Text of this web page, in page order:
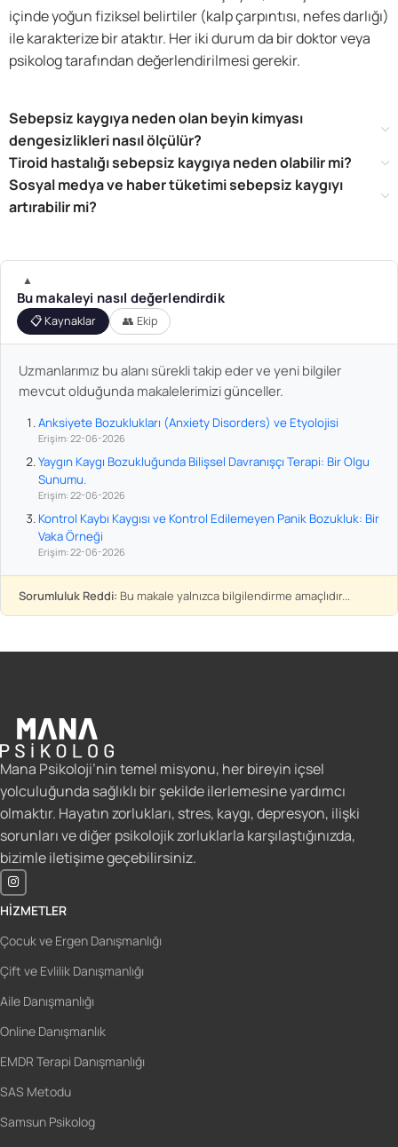
içinde yoğun fiziksel belirtiler (kalp çarpıntısı, nefes darlığı)
ile karakterize bir ataktır. Her iki durum da bir doktor veya
psikolog tarafından değerlendirilmesi gerekir.
Sebepsiz kaygıya neden olan beyin kimyası
dengesizlikleri nasıl ölçülür?
Tiroid hastalığı sebepsiz kaygıya neden olabilir mi?
Sosyal medya ve haber tüketimi sebepsiz kaygıyı
artırabilir mi?
▲
Bu makaleyi nasıl değerlendirdik
📋 Kaynaklar 👥 Ekip
Uzmanlarımız bu alanı sürekli takip eder ve yeni bilgiler
mevcut olduğunda makalelerimizi günceller.
Anksiyete Bozuklukları (Anxiety Disorders) ve Etyolojisi
Erişim: 22-06-2026
Yaygın Kaygı Bozukluğunda Bilişsel Davranışçı Terapi: Bir Olgu
Sunumu.
Erişim: 22-06-2026
Kontrol Kaybı Kaygısı ve Kontrol Edilemeyen Panik Bozukluk: Bir
Vaka Örneği
Erişim: 22-06-2026
Sorumluluk Reddi: Bu makale yalnızca bilgilendirme amaçlıdır...
HIZMETLER
Çocuk ve Ergen Danışmanlığı
Çift ve Evlilik Danışmanlığı
Aile Danışmanlığı
Online Danışmanlık
EMDR Terapi Danışmanlığı
SAS Metodu
Samsun Psikolog
Mana Psikoloji’nin temel misyonu, her bireyin içsel
yolculuğunda sağlıklı bir şekilde ilerlemesine yardımcı
olmaktır. Hayatın zorlukları, stres, kaygı, depresyon, ilişki
sorunları ve diğer psikolojik zorluklarla karşılaştığınızda,
bizimle iletişime geçebilirsiniz.